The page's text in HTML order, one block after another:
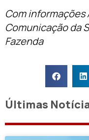
Com informações
Comunicação da
Fazenda
Últimas